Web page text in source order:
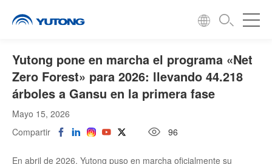
Yutong pone en marcha el programa «Net
Zero Forest» para 2026: llevando 44.218
árboles a Gansu en la primera fase
Mayo 15, 2026
Compartir
96
En abril de 2026, Yutong puso en marcha oficialmente su